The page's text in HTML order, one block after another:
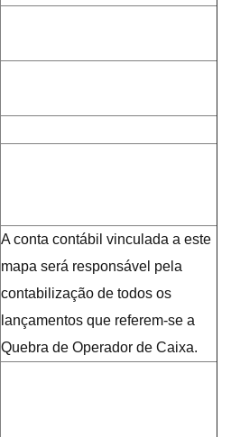
A conta contábil vinculada a este
mapa será responsável pela
contabilização de todos os
lançamentos que referem-se a
Quebra de Operador de Caixa.